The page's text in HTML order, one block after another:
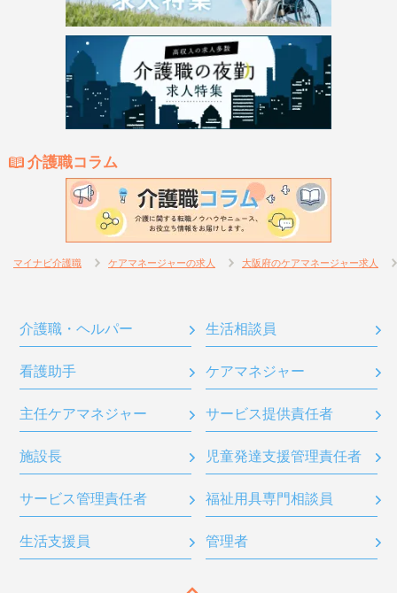
介護職コラム
マイナビ介護職 ケアマネージャーの求人 大阪府のケアマネージャー求人
介護職・ヘルパー 生活相談員
看護助手 ケアマネジャー
主任ケアマネジャー サービス提供責任者
施設長 児童発達支援管理責任者
サービス管理責任者 福祉用具専門相談員
生活支援員 管理者